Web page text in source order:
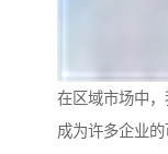
在区域市场中，
成为许多企业的